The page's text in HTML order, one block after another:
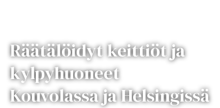
Räätälöidyt keittiöt ja
kylpyhuoneet
Kouvolassa ja Helsingissä